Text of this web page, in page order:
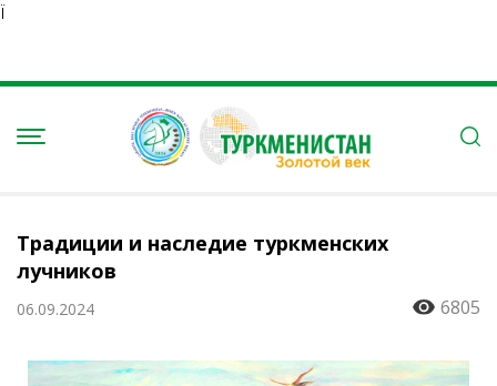
Ï
Традиции и наследие туркменских
лучников
06.09.2024 6805